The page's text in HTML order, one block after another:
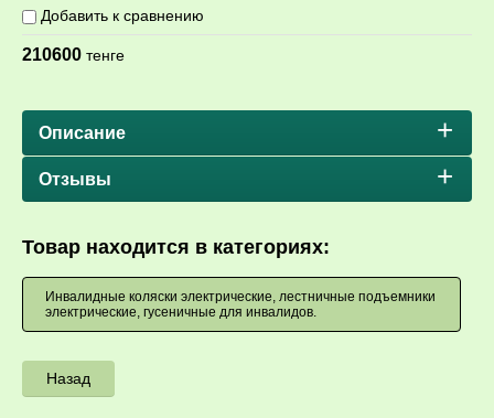
Добавить к сравнению
210600 тенге
Описание
Отзывы
Товар находится в категориях:
Инвалидные коляски электрические, лестничные подъемники
электрические, гусеничные для инвалидов.
Назад